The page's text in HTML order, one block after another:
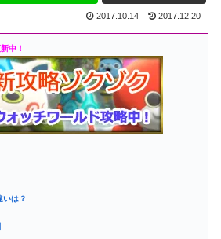
2017.10.14 2017.12.20
中！
は？